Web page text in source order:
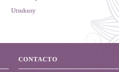
Utsukusy
CONTACTO